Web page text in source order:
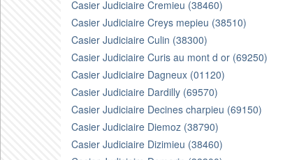
Casier Judiciaire Cremieu (38460)
Casier Judiciaire Creys mepieu (38510)
Casier Judiciaire Culin (38300)
Casier Judiciaire Curis au mont d or (69250)
Casier Judiciaire Dagneux (01120)
Casier Judiciaire Dardilly (69570)
Casier Judiciaire Decines charpieu (69150)
Casier Judiciaire Diemoz (38790)
Casier Judiciaire Dizimieu (38460)